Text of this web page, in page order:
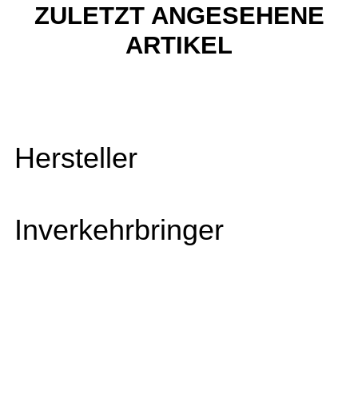
ZULETZT ANGESEHENE
ARTIKEL
Hersteller
Inverkehrbringer